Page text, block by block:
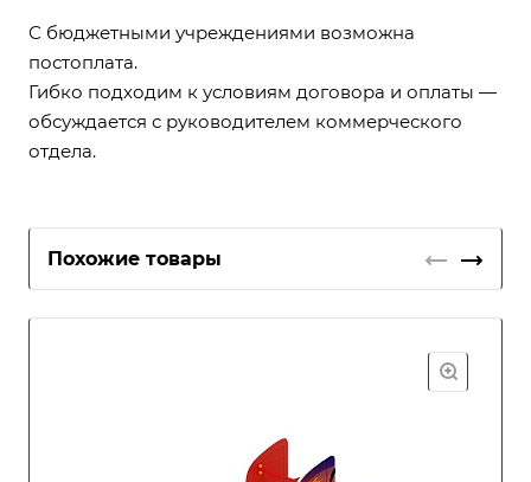
С бюджетными учреждениями возможна
постоплата.
Гибко подходим к условиям договора и оплаты —
обсуждается с руководителем коммерческого
отдела.
Похожие товары